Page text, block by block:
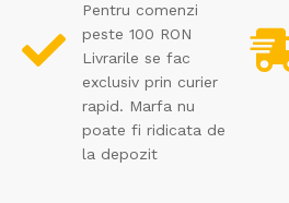
Pentru comenzi
peste 100 RON
Livrarile se fac
exclusiv prin curier
rapid. Marfa nu
poate fi ridicata de
la depozit